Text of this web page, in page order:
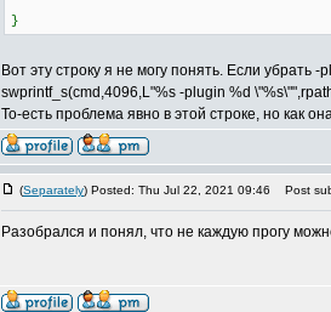
}
Вот эту строку я не могу понять. Если убрать
swprintf_s(cmd,4096,L"%s -plugin %d
То-есть проблема явно в этой строке, но как
(Separately) Posted: Thu Jul 22, 2021 09:46 Post
Разобрался и понял, что не каждую прогу